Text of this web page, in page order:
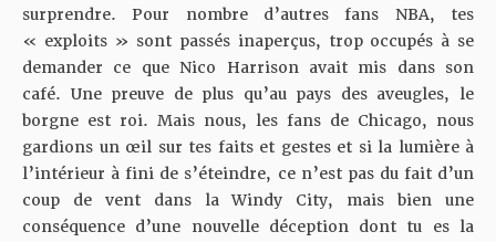
surprendre. Pour nombre d’autres fans NBA, tes
« exploits » sont passés inaperçus, trop occupés à se
demander ce que Nico Harrison avait mis dans son
café. Une preuve de plus qu’au pays des aveugles, le
borgne est roi. Mais nous, les fans de Chicago, nous
gardions un œil sur tes faits et gestes et si la lumière à
l’intérieur à fini de s’éteindre, ce n’est pas du fait d’un
coup de vent dans la Windy City, mais bien une
conséquence d’une nouvelle déception dont tu es la